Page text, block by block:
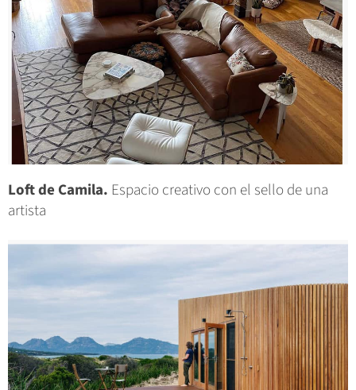
Loft de Camila. Espacio creativo con el sello de una
artista